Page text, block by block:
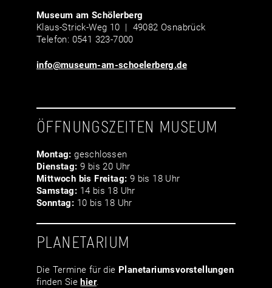
Museum am Schölerberg
Klaus-Strick-Weg 10 | 49082 Osnabrück
Telefon: 0541 323-7000
info@museum-am-schoelerberg.de
ÖFFNUNGSZEITEN MUSEUM
Montag: geschlossen
Dienstag: 9 bis 20 Uhr
Mittwoch bis Freitag: 9 bis 18 Uhr
Samstag: 14 bis 18 Uhr
Sonntag: 10 bis 18 Uhr
PLANETARIUM
Die Termine für die Planetariumsvor­stellungen
finden Siehier.